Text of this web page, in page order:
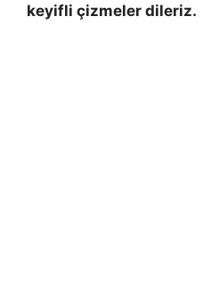
keyifli çizmeler dileriz.